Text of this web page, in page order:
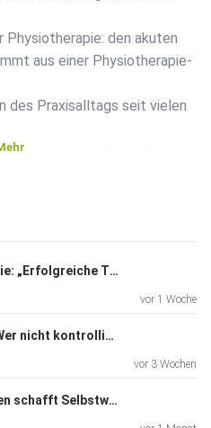
Physiotherapie: den akuten
aus einer Physiotherapie-
des Praxisalltags seit vielen
er genau daran, dieses
deutschen Markt
Bedarf tatsächlich ist. Kaum
aus, vielerorts
Im Gespräch geht es um die
Herausforderungen in
Beckenbodentherapie: „Erfolgreiche Therapie entsteht durch Physiotherapie und Technologie.“ (Farina Kaasen)
vor 1 Woche
Rechtssicherheit: „Wer nicht kontrolliert, haftet.“ (Benjamin Alt)
vor 3 Wochen
Social Media: „Wissen schafft Selbstwirksamkeit, auch in der Physiotherapie.“ (Julia Wolfarth)